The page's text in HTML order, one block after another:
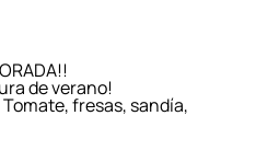
de verano!​
fresas, sandía,